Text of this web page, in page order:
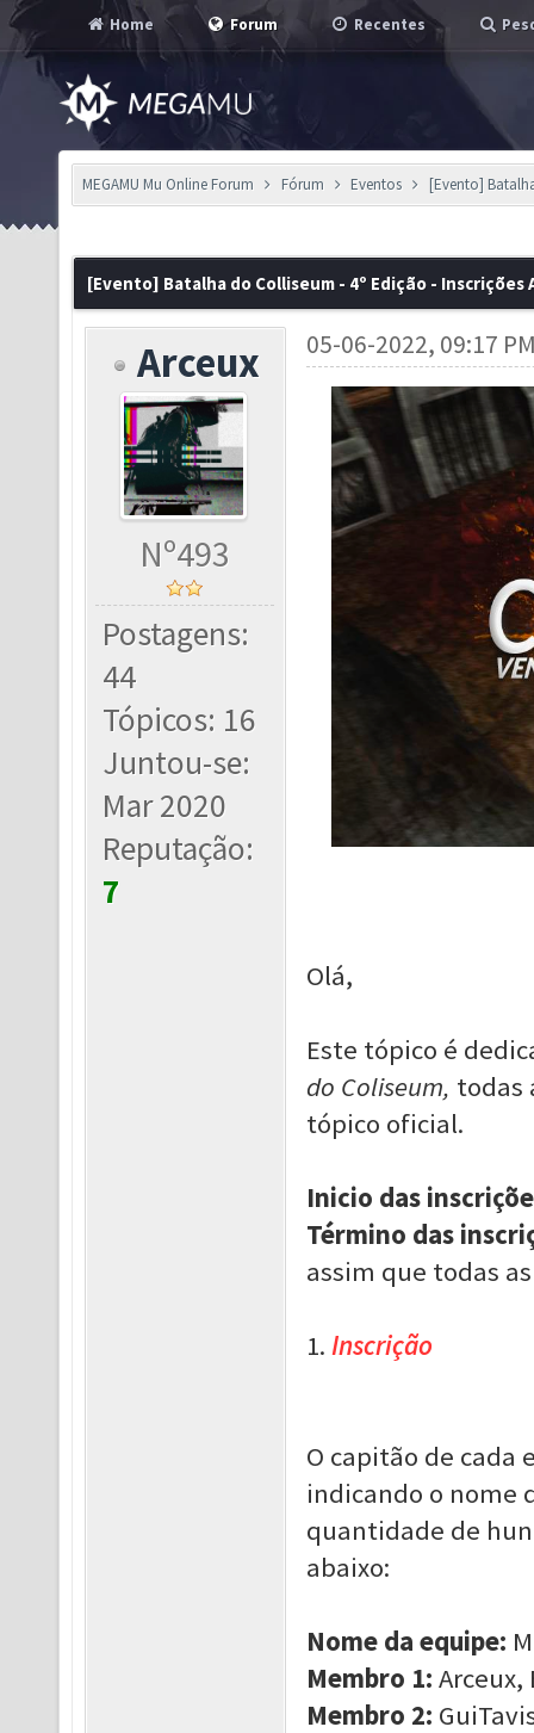
Home Forum Recentes
MEGAMU Mu Online Forum Fórum Eventos [Evento]
[Evento] Batalha do Colliseum - 4º Edição - Inscrições
Arceux
Nº493
Postagens:
44
Tópicos: 16
Juntou-se:
Mar 2020
Reputação:
7
05-06-2022, 09:17
Olá,
Este tópico é
do Coliseum, todas
tópico oficial.
Inicio das
Término das
assim que todas
1. Inscrição
O capitão de cada
indicando o nome
quantidade de
abaixo:
Nome da equipe:
Membro 1: Arceux,
Membro 2: